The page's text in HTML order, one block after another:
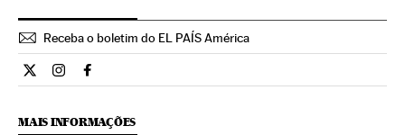
Receba o boletim do EL PAÍS América
Cultura El País Brasil en Twitter
Cultura El País Brasil en Instagram
Cultura El País Brasil en Facebook
MAIS INFORMAÇÕES